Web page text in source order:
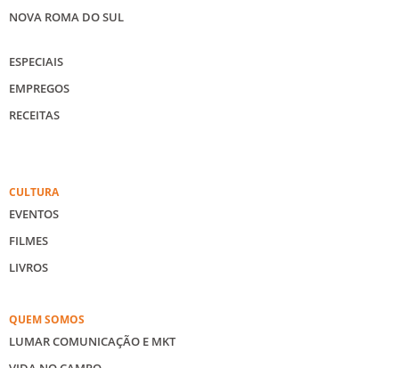
NOVA ROMA DO SUL
ESPECIAIS
EMPREGOS
RECEITAS
CULTURA
EVENTOS
FILMES
LIVROS
QUEM SOMOS
LUMAR COMUNICAÇÃO E MKT